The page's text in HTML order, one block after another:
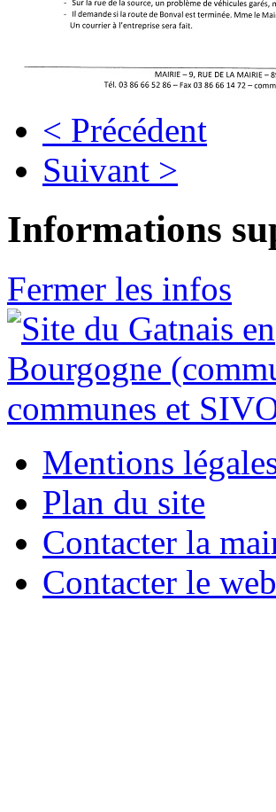
< Précédent
Suivant >
Informations
Fermer les infos
Mentions
Plan du site
Contacter la
Contacter le